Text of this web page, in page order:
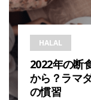
HALAL
2022年の断
から？ラマ
の慣習